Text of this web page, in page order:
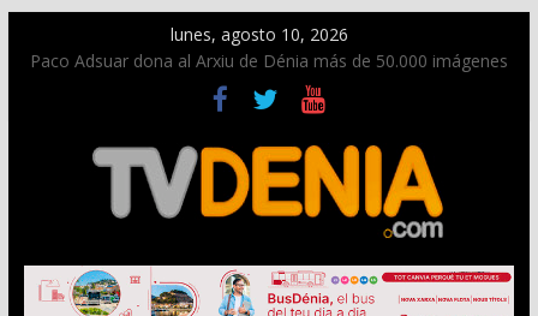
lunes, agosto 10, 2026
Paco Adsuar dona al Arxiu de Dénia más de 50.000 imágenes
de la memoria visual de la ciudad
Nacen las primeras tortugas de Diana y eclosionan otras no
identificadas en la playa de Les Deveses
Dos personas fallecen en un grave accidente en la N-332
entre Benissa y Calp
Una nueva oportunidad para donar sangre en Cruz Roja
El bando moro protagonista en la Segunda Entraeta Festera